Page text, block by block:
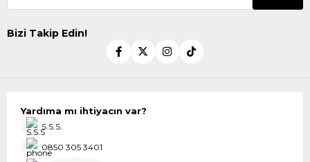
Bizi Takip Edin!
Yardıma mı ihtiyacın var?
S.S.S.
0850 305 3401